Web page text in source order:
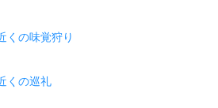
くの味覚狩り
くの巡礼